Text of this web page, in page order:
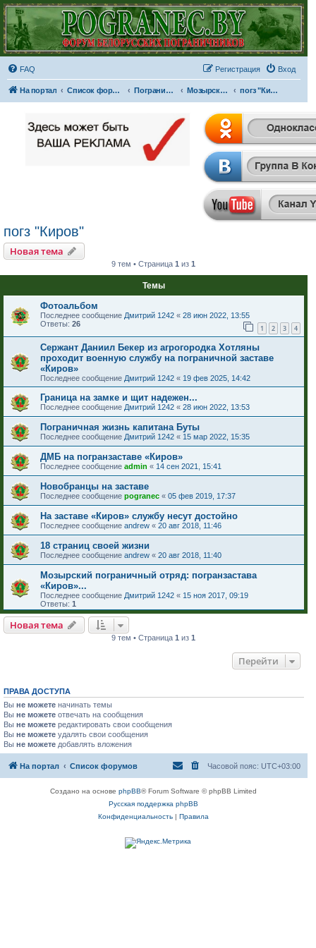
FAQ Вход
Регистрация
На портал Список форумов Пограничные отряды и части Мозырский пограничный отряд погз "Киров"
погз "Киров"
Новая тема
9 тем • Страница1 из1
Темы
Фотоальбом
Последнее сообщение Дмитрий 1242 « 28 июн 2022, 13:55
Ответы: 26 1 2 3 4
Сержант Даниил Бекер из агрогородка Хотляны
проходит военную службу на пограничной заставе
«Киров»
Последнее сообщение Дмитрий 1242 « 19 фев 2025, 14:42
Граница на замке и щит надежен...
Последнее сообщение Дмитрий 1242 « 28 июн 2022, 13:53
Пограничная жизнь капитана Буты
Последнее сообщение Дмитрий 1242 « 15 мар 2022, 15:35
ДМБ на погранзаставе «Киров»
Последнее сообщение admin « 14 сен 2021, 15:41
Новобранцы на заставе
Последнее сообщение pogranec « 05 фев 2019, 17:37
На заставе «Киров» службу несут достойно
Последнее сообщение andrew « 20 авг 2018, 11:46
18 страниц своей жизни
Последнее сообщение andrew « 20 авг 2018, 11:40
Мозырский пограничный отряд: погранзастава
«Киров»...
Последнее сообщение Дмитрий 1242 « 15 ноя 2017, 09:19
Ответы: 1
Новая тема
9 тем • Страница1 из1
Перейти
ПРАВА ДОСТУПА
Вы не можете начинать темы
Вы не можете отвечать на сообщения
Вы не можете редактировать свои сообщения
Вы не можете удалять свои сообщения
Вы не можете добавлять вложения
На портал Список форумов Часовой пояс: UTC+03:00
Создано на основеphpBB® Forum Software © phpBB Limited
Русская поддержка phpBB
Конфиденциальность |Правила